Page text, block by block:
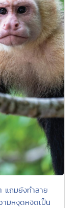
แถมยังทำลาย
มหงุดหงิดเป็น